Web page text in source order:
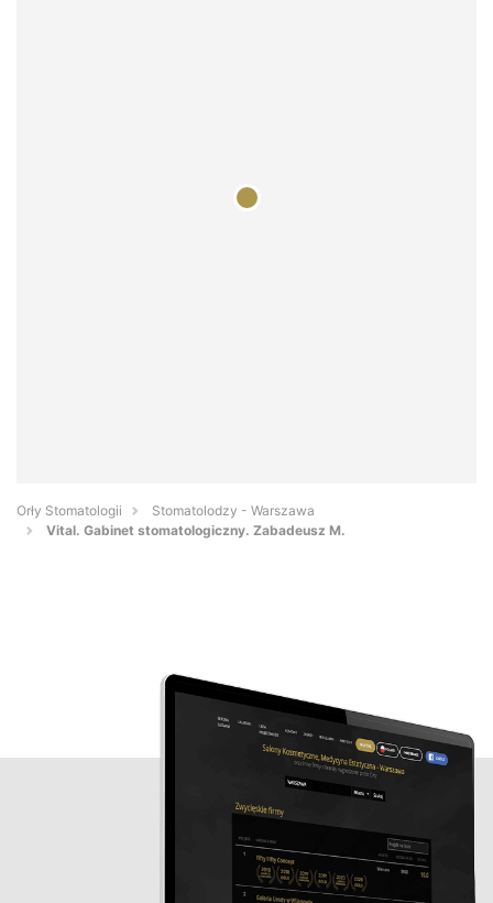
Orły Stomatologii
Stomatolodzy - Warszawa
Vital. Gabinet stomatologiczny. Zabadeusz M.